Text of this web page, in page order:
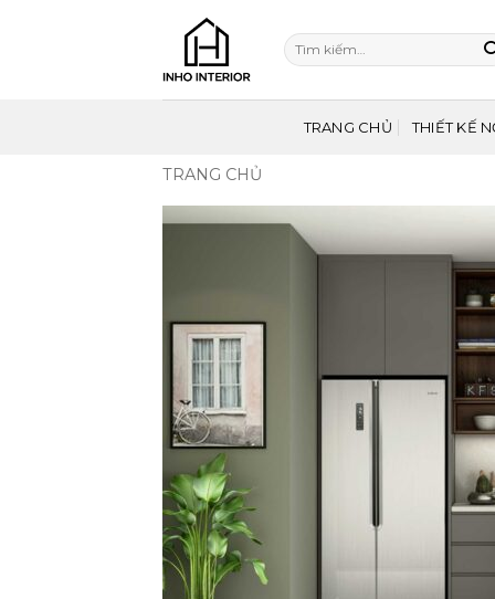
Tìm
kiếm:
TRANG CHỦ THIẾT KẾ
TRANG CHỦ